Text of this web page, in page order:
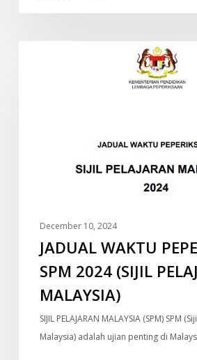
December 10, 2024
JADUAL WAKTU
SPM 2024 (SIJIL
MALAYSIA)
SIJIL PELAJARAN MALAYSIA (SPM) SPM
Malaysia) adalah ujian penting di